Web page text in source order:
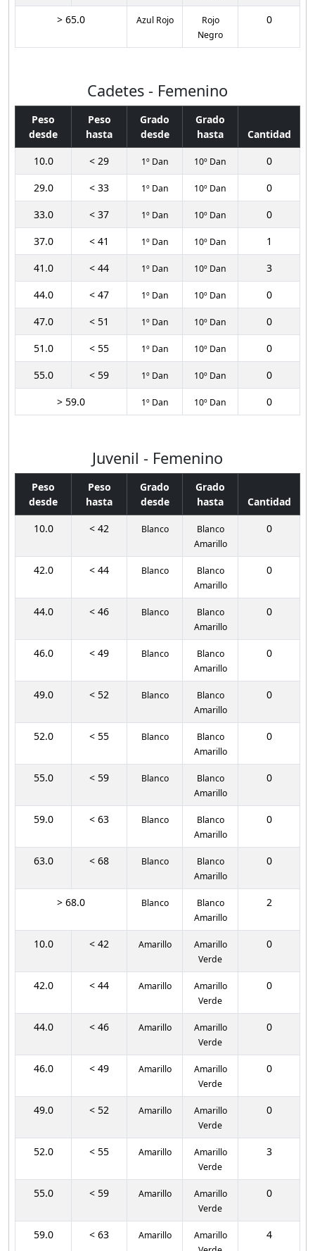
> 65.0 Azul Rojo
Rojo
Negro
0
Cadetes - Femenino
Peso
desde
Peso
hasta
Grado
desde
Grado
hasta
Cantidad
10.0
< 29 1º Dan 10º Dan
0
29.0
< 33 1º Dan 10º Dan
0
33.0
< 37 1º Dan 10º Dan
0
37.0
< 41 1º Dan 10º Dan
1
41.0
< 44 1º Dan 10º Dan
3
44.0
< 47 1º Dan 10º Dan
0
47.0
< 51 1º Dan 10º Dan
0
51.0
< 55 1º Dan 10º Dan
0
55.0
< 59 1º Dan 10º Dan
0
> 59.0
1º Dan 10º Dan 0
Juvenil - Femenino
Peso
desde
Peso
hasta
Grado
desde
Grado
hasta
Cantidad
10.0
< 42 Blanco
Blanco
Amarillo
0
42.0 < 44 Blanco
Blanco
Amarillo
0
44.0 < 46 Blanco
Blanco
Amarillo
0
46.0 < 49 Blanco
Blanco
Amarillo
0
49.0 < 52 Blanco
Blanco
Amarillo
0
52.0 < 55 Blanco
Blanco
Amarillo
0
55.0 < 59 Blanco
Blanco
Amarillo
0
59.0 < 63 Blanco
Blanco
Amarillo
0
63.0 < 68 Blanco
Blanco
Amarillo
0
> 68.0 Blanco
Blanco
Amarillo
2
10.0 < 42 Amarillo
Amarillo
Verde
0
42.0 < 44 Amarillo
Amarillo
Verde
0
44.0 < 46 Amarillo
Amarillo
Verde
0
46.0 < 49 Amarillo
Amarillo
Verde
0
49.0 < 52 Amarillo
Amarillo
Verde
0
52.0 < 55 Amarillo
Amarillo
Verde
3
55.0 < 59 Amarillo
Amarillo
Verde
0
59.0 < 63 Amarillo
Amarillo
4